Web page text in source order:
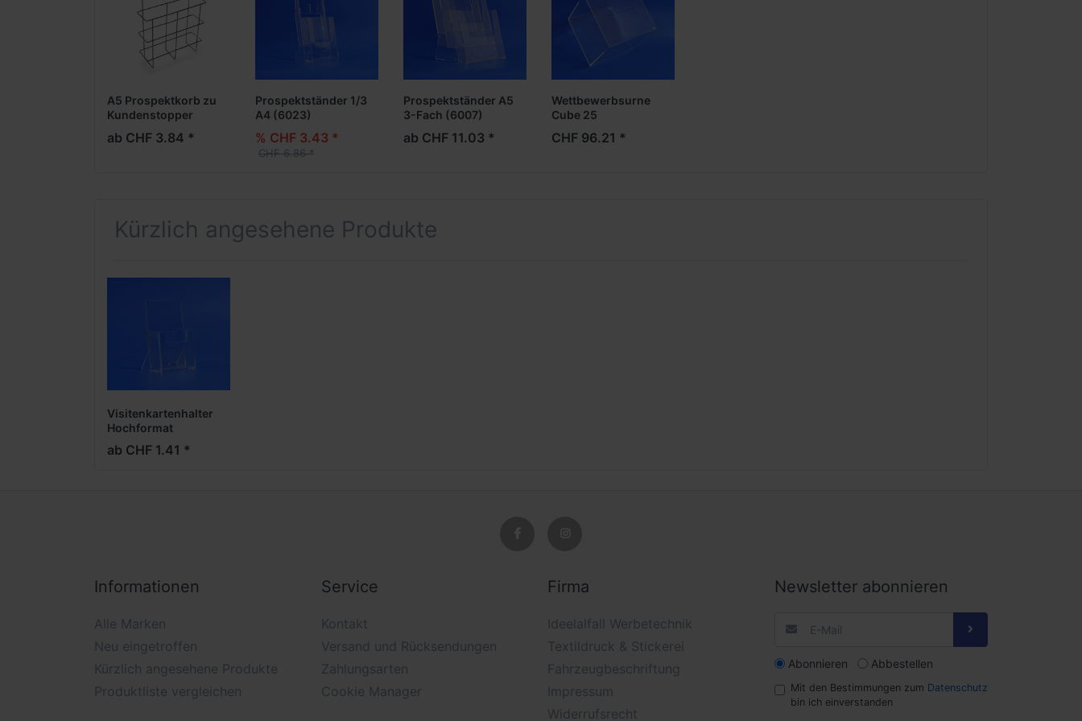
A5 Prospektkorb zu
Kundenstopper
ab CHF 3.84 *
Prospektständer 1/3
A4 (6023)
% CHF 3.43 *
CHF 6.86 *
Prospektständer A5
3-Fach (6007)
ab CHF 11.03 *
Wettbewerbsurne
Cube 25
CHF 96.21 *
Kürzlich angesehene Produkte
Visitenkartenhalter
Hochformat
ab CHF 1.41 *
Informationen
Alle Marken
Neu eingetroffen
Kürzlich angesehene Produkte
Produktliste vergleichen
Service
Kontakt
Versand und Rücksendungen
Zahlungsarten
Cookie Manager
Firma
Ideelalfall Werbetechnik
Textildruck & Stickerei
Fahrzeugbeschriftung
Impressum
Widerrufsrecht
Newsletter abonnieren
Abonnieren Abbestellen
Mit den Bestimmungen zum Datenschutz
bin ich einverstanden